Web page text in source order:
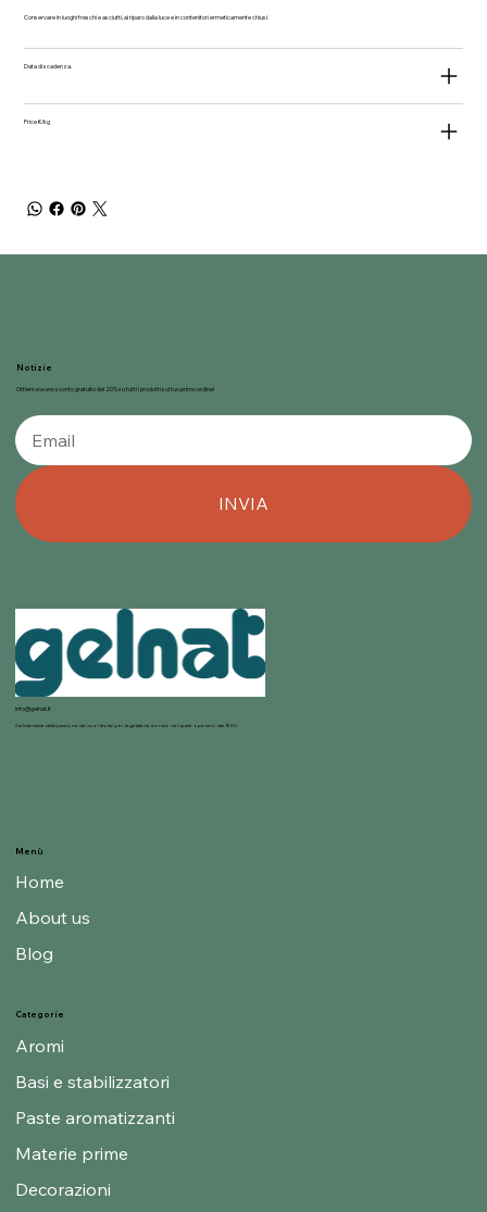
Conservare in luoghi freschi e asciutti, al riparo dalla luce e in contenitori ermeticamente chiusi.
Data di scadenza.
Price €/kg
Notizie
Ottieni ora uno sconto gratuito del 20% su tutti i prodotti sul tuo primo ordine!
INVIA
info@gelnat.it
Gelnat nasce dalla passione dei suoi titolari per la gelateria, mondo nel quale operano dal 1950.
Categorie
Aromi
Basi e stabilizzatori
Paste aromatizzanti
Materie prime
Decorazioni
Menù
Home
About us
Blog